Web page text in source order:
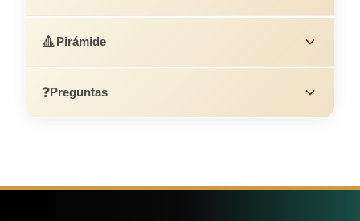
🔺Pirámide
❓Preguntas